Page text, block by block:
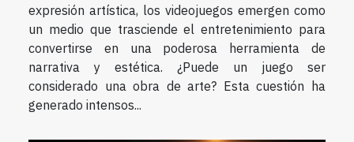
expresión artística, los videojuegos emergen como
un medio que trasciende el entretenimiento para
convertirse en una poderosa herramienta de
narrativa y estética. ¿Puede un juego ser
considerado una obra de arte? Esta cuestión ha
generado intensos...